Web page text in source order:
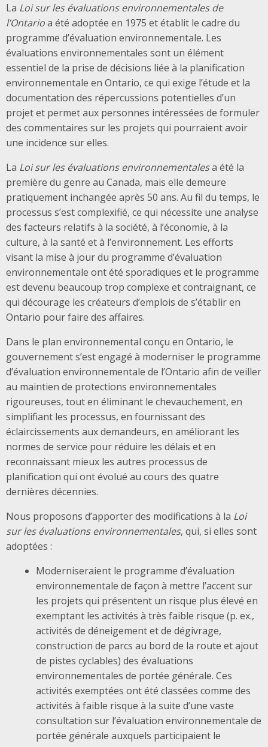
La Loi sur les évaluations environnementales de
l’Ontarioa été adoptée en 1975 et établit le cadre du
programme d’évaluation environnementale. Les
évaluations environnementales sont un élément
essentiel de la prise de décisions liée à la planification
environnementale en Ontario, ce qui exige l’étude et la
documentation des répercussions potentielles d’un
projet et permet aux personnes intéressées de formuler
des commentaires sur les projets qui pourraient avoir
une incidence sur elles.
La Loi sur les évaluations environnementalesa été la
première du genre au Canada, mais elle demeure
pratiquement inchangée après 50 ans. Au fil du temps, le
processus s’est complexifié, ce qui nécessite une analyse
des facteurs relatifs à la société, à l’économie, à la
culture, à la santé et à l’environnement. Les efforts
visant la mise à jour du programme d’évaluation
environnementale ont été sporadiques et le programme
est devenu beaucoup trop complexe et contraignant, ce
qui décourage les créateurs d’emplois de s’établir en
Ontario pour faire des affaires.
Dans le plan environnemental conçu en Ontario, le
gouvernement s’est engagé à moderniser le programme
d’évaluation environnementale de l’Ontario afin de veiller
au maintien de protections environnementales
rigoureuses, tout en éliminant le chevauchement, en
simplifiant les processus, en fournissant des
éclaircissements aux demandeurs, en améliorant les
normes de service pour réduire les délais et en
reconnaissant mieux les autres processus de
planification qui ont évolué au cours des quatre
dernières décennies.
Nous proposons d’apporter des modifications à la Loi
sur les évaluations environnementales, qui, si elles sont
adoptées :
Moderniseraient le programme d’évaluation
environnementale de façon à mettre l’accent sur
les projets qui présentent un risque plus élevé en
exemptant les activités à très faible risque (p. ex.,
activités de déneigement et de dégivrage,
construction de parcs au bord de la route et ajout
de pistes cyclables) des évaluations
environnementales de portée générale. Ces
activités exemptées ont été classées comme des
activités à faible risque à la suite d’une vaste
consultation sur l’évaluation environnementale de
portée générale auxquels participaient le